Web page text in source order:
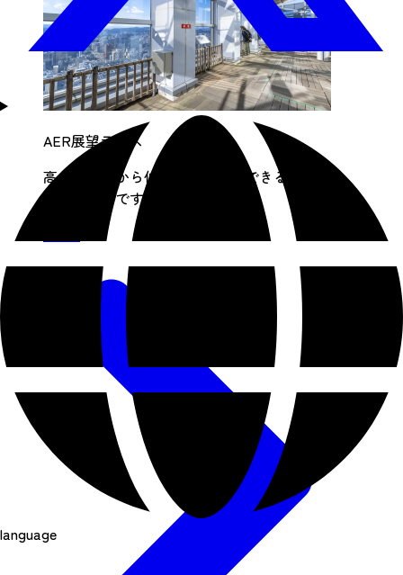
language
AER展望テラス
高さ145.5mから仙台市街を一望できる無料の
展望テラスです。